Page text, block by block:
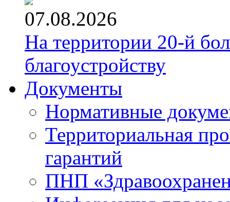
07.08.2026
На территории 20-й
благоустройству
Документы
Нормативные
Территориальная
гарантий
ПНП